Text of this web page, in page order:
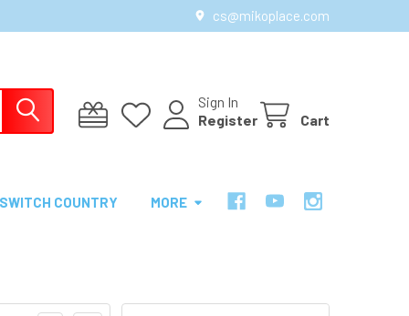
cs@mikoplace.com
Sign In
Register
Cart
SWITCH COUNTRY MORE